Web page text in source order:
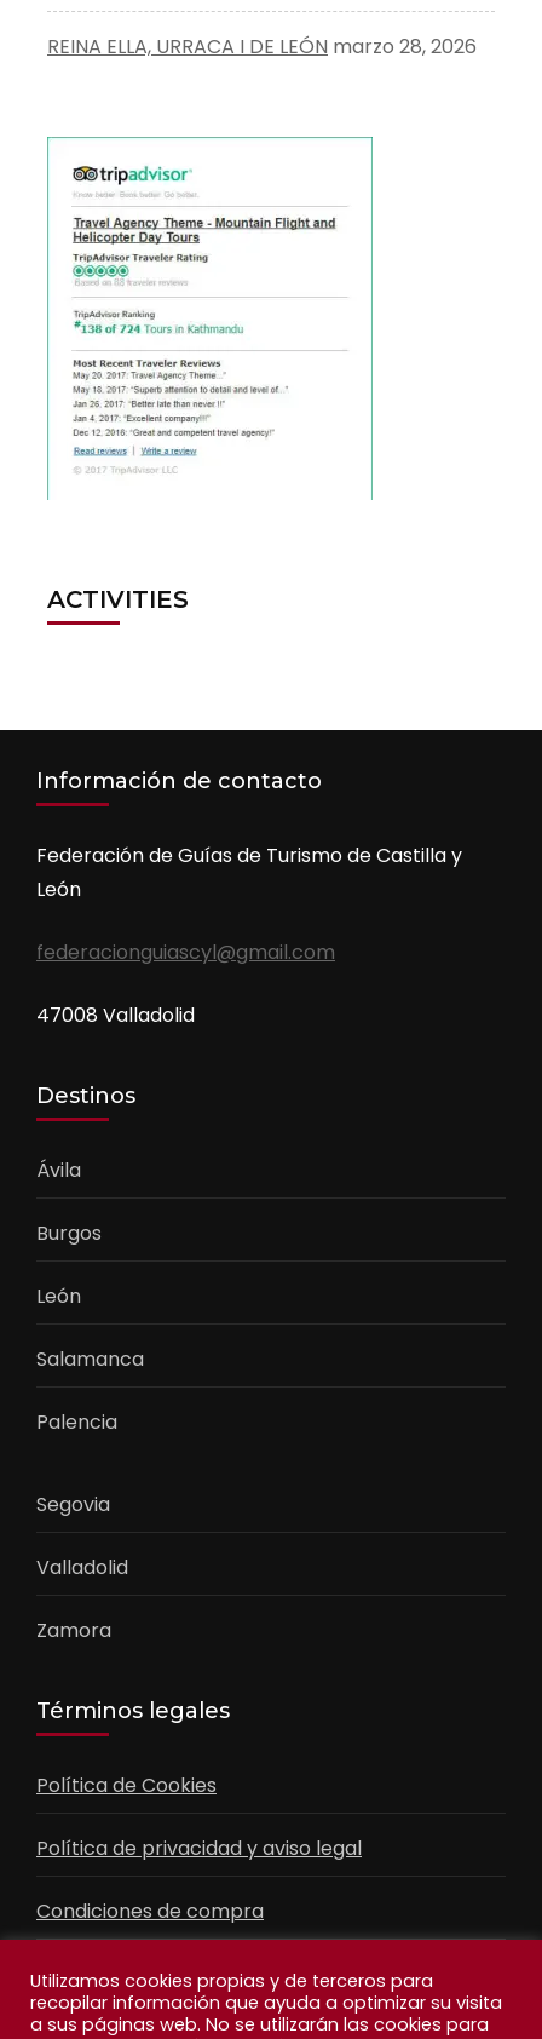
REINA ELLA, URRACA I DE LEÓN marzo 28, 2026
ACTIVITIES
Información de contacto
Federación de Guías de Turismo de Castilla y
León
federacionguiascyl@gmail.com
47008 Valladolid
Destinos
Ávila
Burgos
León
Salamanca
Palencia
Segovia
Valladolid
Zamora
Términos legales
Política de Cookies
Política de privacidad y aviso legal
Condiciones de compra
Contacto
Utilizamos cookies propias y de terceros para
recopilar información que ayuda a optimizar su visita
a sus páginas web. No se utilizarán las cookies para